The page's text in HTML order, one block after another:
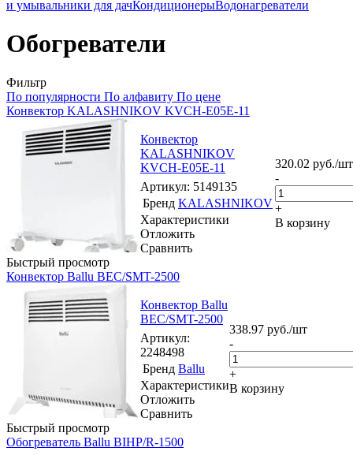
и умывальники для дачКондиционерыВодонагреватели
Обогреватели
Фильтр
По популярности По алфавиту По цене
Конвектор KALASHNIKOV KVCH-E05E-11
Быстрый просмотр
Конвектор
KALASHNIKOV
KVCH-E05E-11
Артикул: 5149135
Бренд KALASHNIKOV
Характеристики
Отложить
Сравнить
320.02 руб./шт
-
+
В корзину
Конвектор Ballu BEC/SMT-2500
Быстрый просмотр
Конвектор Ballu
BEC/SMT-2500
Артикул:
2248498
Бренд Ballu
Характеристики
Отложить
Сравнить
338.97 руб./шт
-
+
В корзину
Обогреватель Ballu BIHP/R-1500